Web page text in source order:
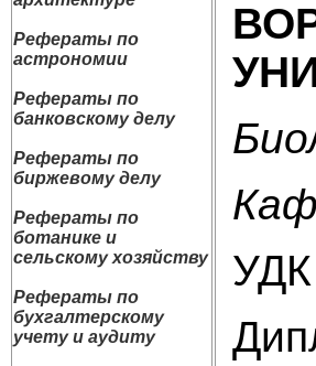
Рефераты по
астрономии
Рефераты по
банковскому делу
Рефераты по
биржевому делу
Рефераты по
ботанике и
сельскому хозяйству
Рефераты по
бухгалтерскому
учету и аудиту